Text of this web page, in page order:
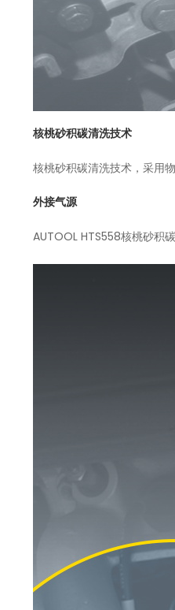
核桃砂积碳清洗技术
核桃砂积碳清洗技术，采用
外接气源
AUTOOL HTS558核桃砂积